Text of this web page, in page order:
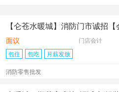
【仑苍水暖城】消防门市诚招
面议
门店会计
包住
包吃 月薪发放
消防零售批发